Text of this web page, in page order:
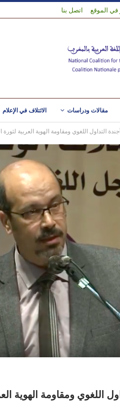
في الموقع اتصل بنا
مقالات ودراسات الائتلاف في الإعلام
أجندة التداول اللغوي ومقاومة الهوية العربية
اللغوي ومقاومة الهوية